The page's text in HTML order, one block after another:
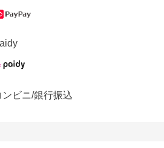
ンビニ/銀行振込